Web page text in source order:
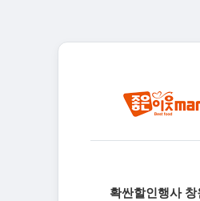
확싼할인행사